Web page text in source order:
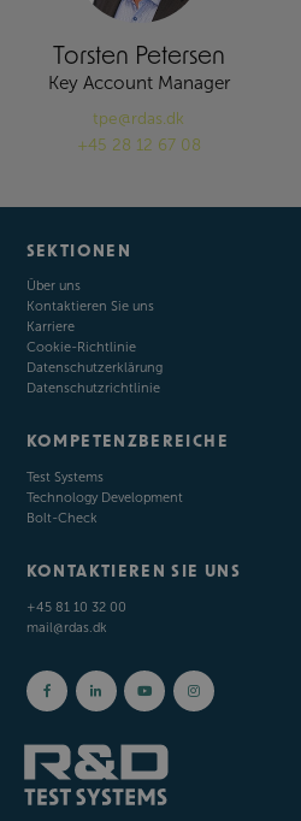
Torsten Petersen
Key Account Manager
tpe@rdas.dk
+45 28 12 67 08
SEKTIONEN
Über uns
Kontaktieren Sie uns
Karriere
Cookie-Richtlinie
Datenschutzerklärung
Datenschutzrichtlinie
KOMPETENZBEREICHE
Test Systems
Technology Development
Bolt-Check
KONTAKTIEREN SIE UNS
+45 81 10 32 00
mail@rdas.dk